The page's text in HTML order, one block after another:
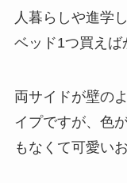
人暮らしや進学
ベッド1つ買えば
両サイドが壁の
イプですが、色
もなくて可愛い